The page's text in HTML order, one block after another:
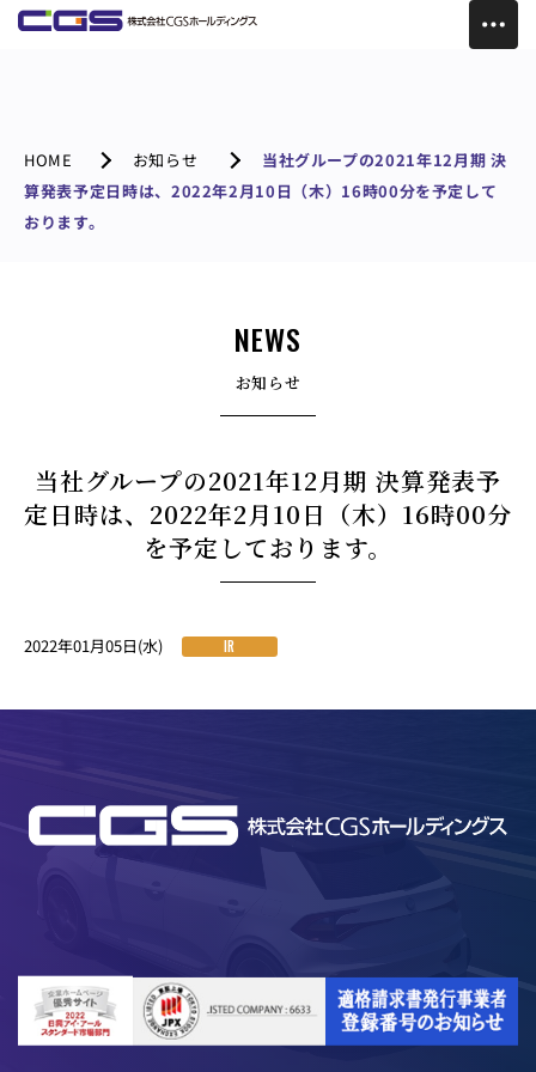
HOME お知らせ
当社グループの2021年12月期 決
算発表予定日時は、2022年2月10日（木）16時00分を予定して
おります。
NEWS
お知らせ
当社グループの2021年12月期 決算発表予
定日時は、2022年2月10日（木）16時00分
を予定しております。
2022年01月05日(水) IR